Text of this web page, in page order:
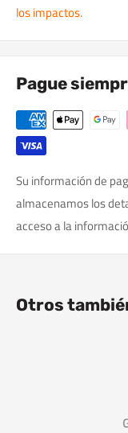
los impactos.
Pague
Su información de
almacenamos los
acceso a la
Otros